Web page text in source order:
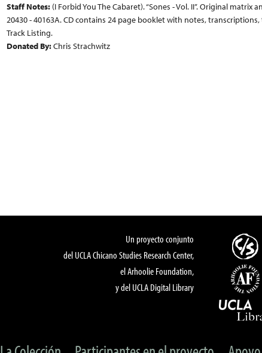
Staff Notes: (I Forbid You The Cabaret). “Sones - Vol. II”. Original matrix
20430 - 40163A. CD contains 24 page booklet with notes,
Track Listing.
Donated By:Chris Strachwitz
Un proyecto conjunto
del UCLA Chicano Studies Research Center,
el Arhoolie Foundation,
y del UCLA Digital Library